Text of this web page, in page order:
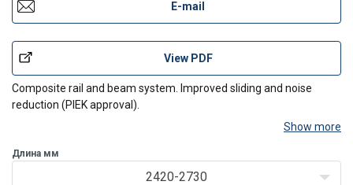
E-mail
View PDF
Composite rail and beam system. Improved sliding and noise
reduction (PIEK approval).
Show more
Длина мм
2420-2730